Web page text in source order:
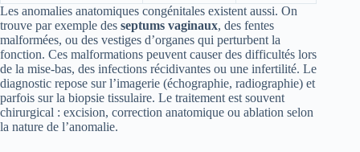
Les anomalies anatomiques congénitales existent aussi. On
trouve par exemple des septums vaginaux, des fentes
malformées, ou des vestiges d’organes qui perturbent la
fonction. Ces malformations peuvent causer des difficultés lors
de la mise-bas, des infections récidivantes ou une infertilité. Le
diagnostic repose sur l’imagerie (échographie, radiographie) et
parfois sur la biopsie tissulaire. Le traitement est souvent
chirurgical : excision, correction anatomique ou ablation selon
la nature de l’anomalie.